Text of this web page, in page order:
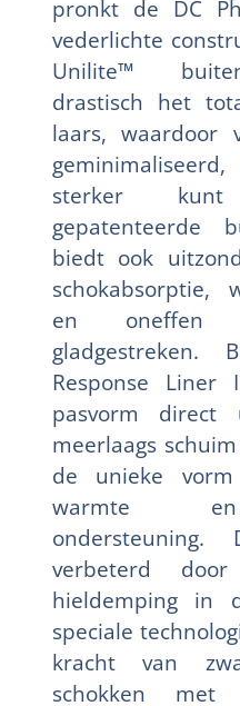
pronkt de DC
vederlichte
Unilite™
drastisch het
laars, waardoor
sterker
gepatenteerde
biedt ook
schokabsorptie,
en oneffen
gladgestreken.
Response Liner
pasvorm
meerlaags
de unieke
warmte en
verbeterd
hieldemping in
speciale
kracht van
schokken